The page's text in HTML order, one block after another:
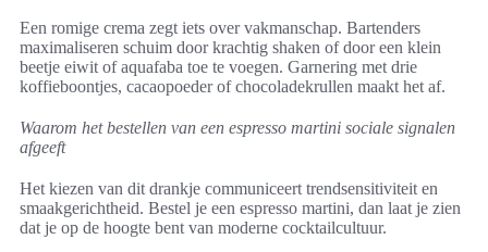
Een romige crema zegt iets over vakmanschap. Bartenders
maximaliseren schuim door krachtig shaken of door een klein
beetje eiwit of aquafaba toe te voegen. Garnering met drie
koffieboontjes, cacaopoeder of chocoladekrullen maakt het af.
Waarom het bestellen van een espresso martini sociale signalen
afgeeft
Het kiezen van dit drankje communiceert trendsensitiviteit en
smaakgerichtheid. Bestel je een espresso martini, dan laat je zien
dat je op de hoogte bent van moderne cocktailcultuur.